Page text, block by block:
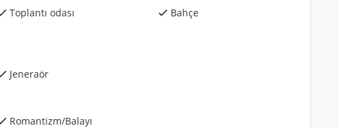
Toplantı odası
Bahçe
Jeneraör
Romantizm/Balayı